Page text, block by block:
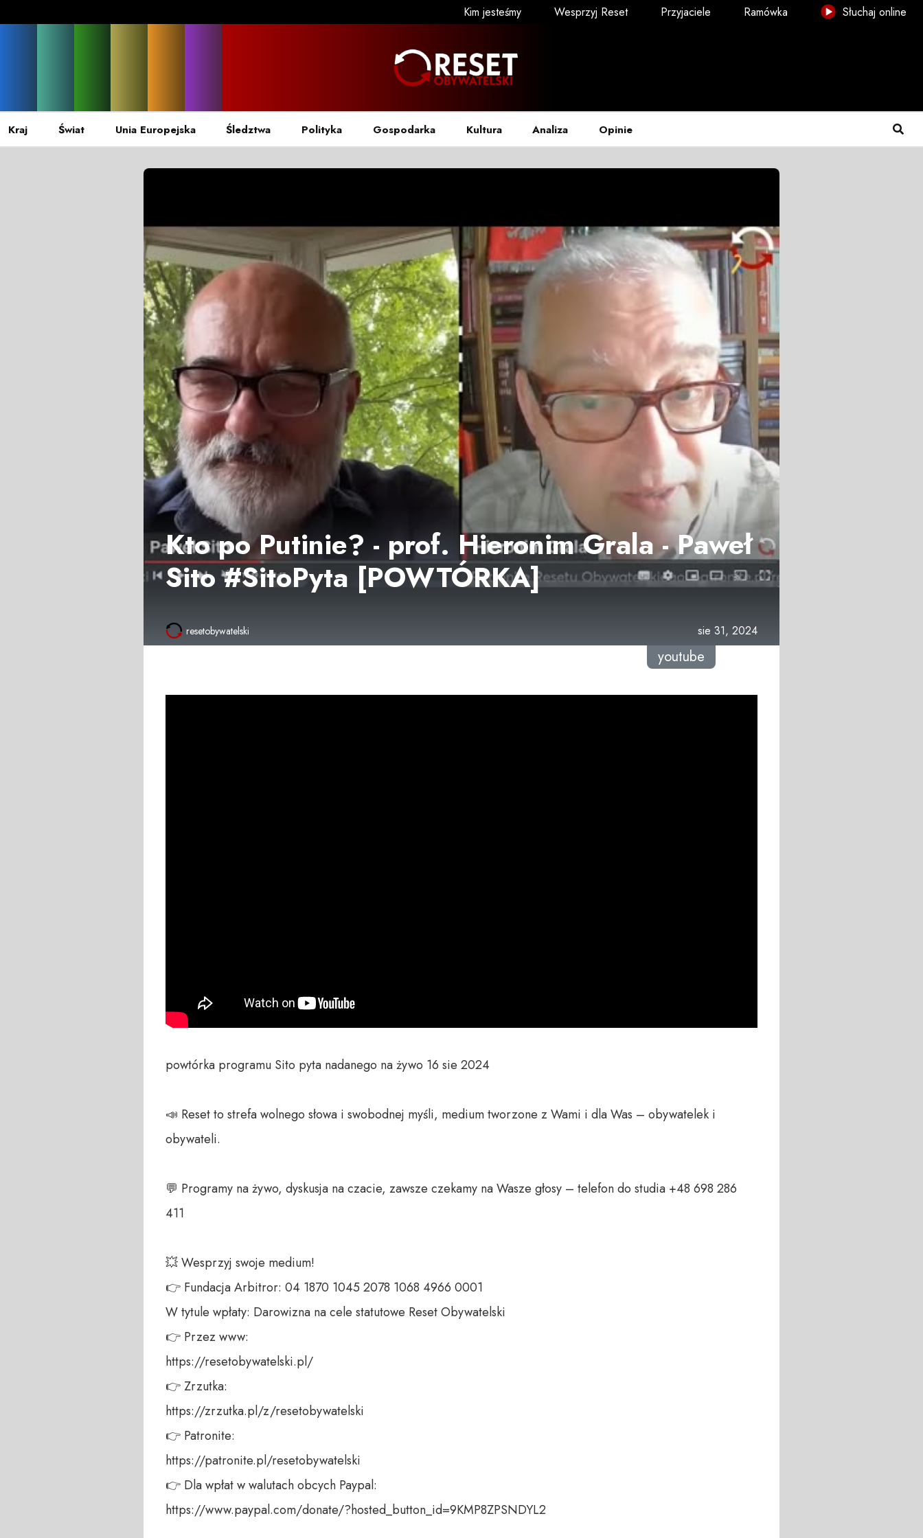
Kim jesteśmy Wesprzyj Reset Przyjaciele Ramówka Słuchaj online
Kraj Świat Unia Europejska Śledztwa Polityka Gospodarka Kultura Analiza Opinie
Kto po Putinie? - prof. Hieronim Grala - Paweł
Sito #SitoPyta [POWTÓRKA]
resetobywatelski sie 31, 2024
youtube
powtórka programu Sito pyta nadanego na żywo 16 sie 2024
📣 Reset to strefa wolnego słowa i swobodnej myśli, medium tworzone z Wami i dla Was – obywatelek i
obywateli.
💬 Programy na żywo, dyskusja na czacie, zawsze czekamy na Wasze głosy – telefon do studia +48 698 286
411
💥 Wesprzyj swoje medium!
👉 Fundacja Arbitror: 04 1870 1045 2078 1068 4966 0001
W tytule wpłaty: Darowizna na cele statutowe Reset Obywatelski
👉 Przez www:
https://resetobywatelski.pl/
👉 Zrzutka:
https://zrzutka.pl/z/resetobywatelski
👉 Patronite:
https://patronite.pl/resetobywatelski
👉 Dla wpłat w walutach obcych Paypal:
https://www.paypal.com/donate/?hosted_button_id=9KMP8ZPSNDYL2